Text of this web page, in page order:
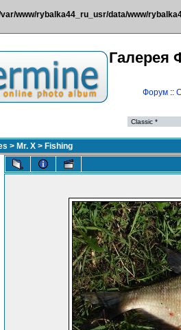
www/rybalka44_ru_usr/data/www/
Галерея
Форум::
> Mr. X > Fishing